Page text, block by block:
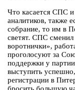
Что касается СПС
аналитиков, также
собрание, то им в
светят. СПС
воротнички»,
проголосуют за
поддержки у
выступить
регистрации в